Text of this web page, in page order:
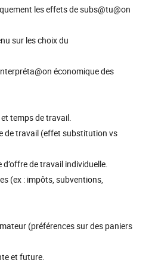
les effets de subs@tu@on
sur les choix du
économique des
temps de travail.
de travail (effet substitution vs
de travail individuelle.
(ex : impôts, subventions,
(préférences sur des paniers
et future.